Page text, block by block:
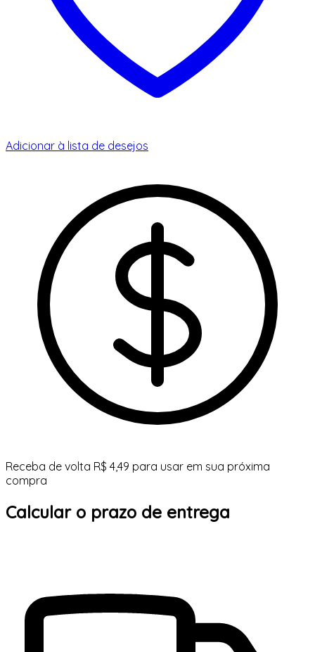
Adicionar à lista de desejos
Receba de volta R$ 4,49 para usar em sua próxima
compra
Calcular o prazo de entrega